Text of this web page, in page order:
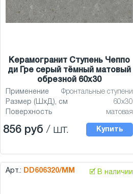
Керамогранит Ступень Чеппо
ди Гре серый тёмный матовый
обрезной 60x30
Применение
Фронтальные ступени
Размер (ШхД), см
60x30
Поверхность
матовая
856 руб / шт. Купить
Арт.: DD606320/MM 🗹 В наличии